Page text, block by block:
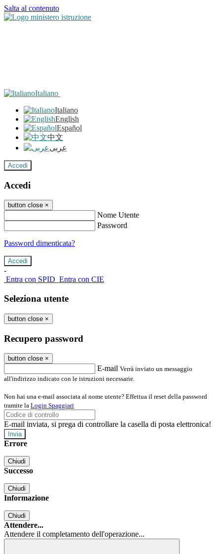
Salta al contenuto
Italiano
Italiano
English
Español
中文
عربى
Accedi
Accedi
button close ×
Nome Utente
Password
Password dimenticata?
-
Entra con SPID Entra con CIE
Seleziona utente
button close ×
Recupero password
button close ×
E-mail Verrà inviato un messaggio
all'indirizzo indicato con le istruzioni necessarie.
Non hai una e-mail associata al nome utente? Effettua il reset della password
tramite la Login Spaggiari
E-mail inviata, si prega di controllare la casella di posta elettronica!
Errore
Chiudi
Successo
Chiudi
Informazione
Chiudi
Attendere...
Attendere il completamento dell'operazione...